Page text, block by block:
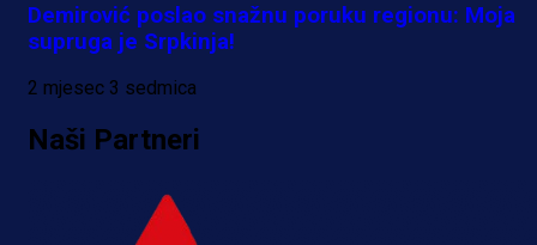
Demirović poslao snažnu poruku regionu: Moja
supruga je Srpkinja!
2 mjesec 3 sedmica
Naši Partneri